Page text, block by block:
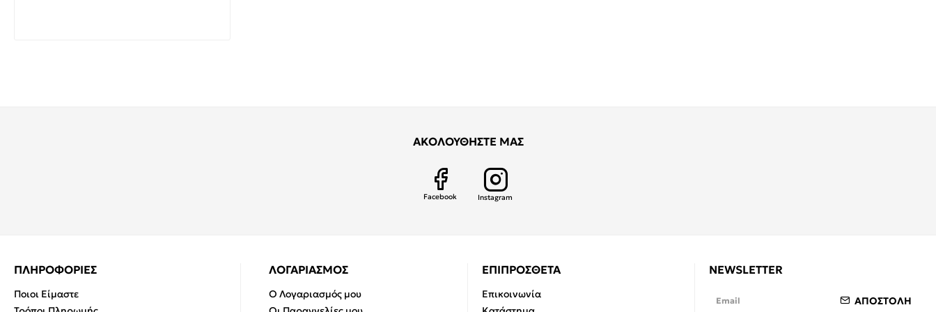
ΑΚΟΛΟΥΘΗΣΤΕ ΜΑΣ
Facebook Instagram
ΠΛΗΡΟΦΟΡΙΕΣ
Ποιοι Είμαστε
ΛΟΓΑΡΙΑΣΜΟΣ
Ο Λογαριασμός μου
ΕΠΙΠΡΟΣΘΕΤΑ
Επικοινωνία
NEWSLETTER
ΑΠΟΣΤΟΛΗ